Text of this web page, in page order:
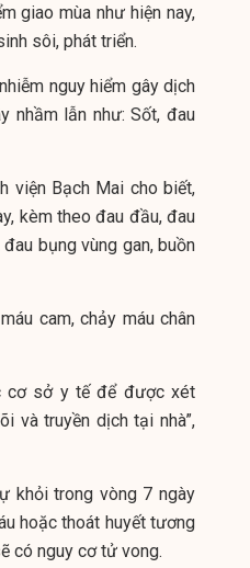
giao mùa như hiện nay,
sôi, phát triển.
nguy hiểm gây dịch
nhầm lẫn như: Sốt, đau
viện Bạch Mai cho biết,
kèm theo đau đầu, đau
bụng vùng gan, buồn
cam, chảy máu chân
cơ sở y tế để được xét
và truyền dịch tại nhà”,
khỏi trong vòng 7 ngày
hoặc thoát huyết tương
có nguy cơ tử vong.